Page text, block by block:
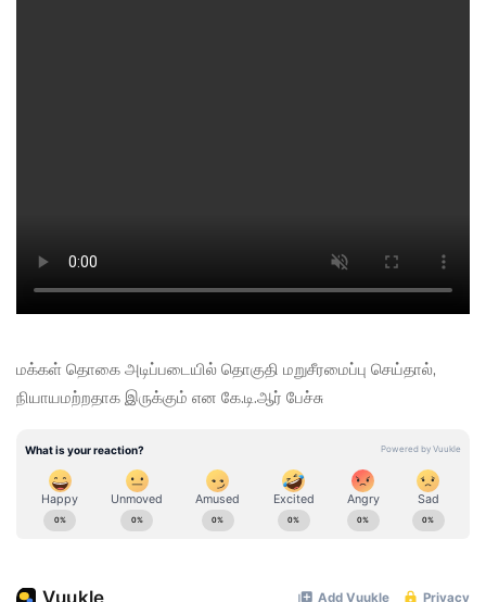
மக்கள் தொகை அடிப்படையில் தொகுதி மறுசீரமைப்பு செய்தால்,
நியாயமற்றதாக இருக்கும் என கே.டி.ஆர் பேச்சு